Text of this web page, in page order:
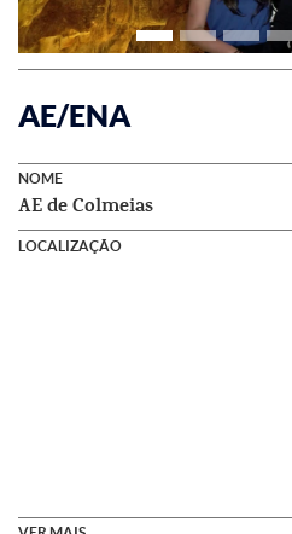
AE/ENA
NOME
AE de Colmeias
LOCALIZAÇÃO